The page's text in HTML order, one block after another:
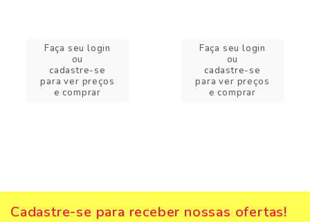
Faça seu login
ou
cadastre-se
para ver preços
e comprar
Faça seu login
ou
cadastre-se
para ver preços
e comprar
Cadastre-se para receber nossas ofertas!